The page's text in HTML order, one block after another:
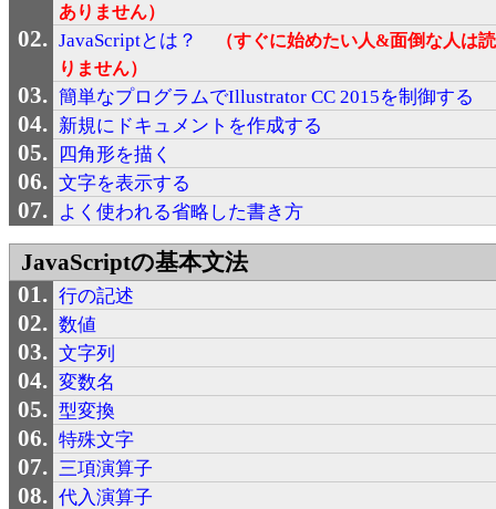
ありません）
JavaScriptとは？
（すぐに始めたい人&面倒な人は
りません）
簡単なプログラムでIllustrator CC 2015を制御する
新規にドキュメントを作成する
四角形を描く
文字を表示する
よく使われる省略した書き方
JavaScriptの基本文法
行の記述
数値
文字列
変数名
型変換
特殊文字
三項演算子
代入演算子